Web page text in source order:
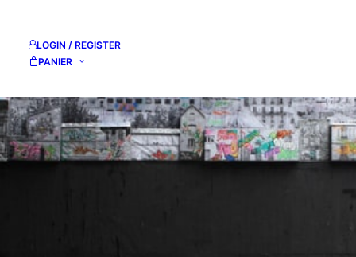
LOGIN / REGISTER
PANIER